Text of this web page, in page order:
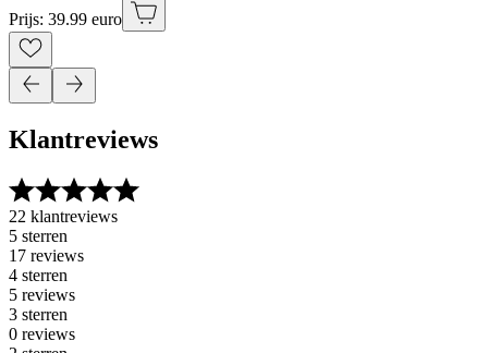
Prijs: 39.99 euro
Klantreviews
22 klantreviews
5 sterren
17 reviews
4 sterren
5 reviews
3 sterren
0 reviews